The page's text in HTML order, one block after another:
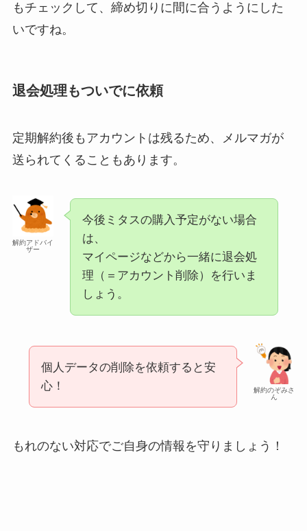
もチェックして、締め切りに間に合うようにした
いですね。
退会処理もついでに依頼
定期解約後もアカウントは残るため、メルマガが
送られてくることもあります。
解約アドバイ
ザー
今後ミタスの購入予定がない場合
は、
マイページなどから一緒に退会処
理（＝アカウント削除）を行いま
しょう。
解約のぞみさ
ん
個人データの削除を依頼すると安
心！
もれのない対応でご自身の情報を守りましょう！